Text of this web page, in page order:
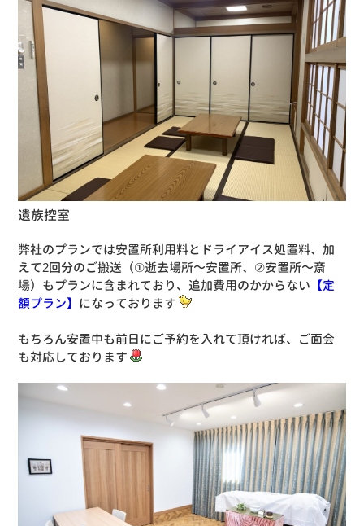
遺族控室
弊社のプランでは安置所利用料とドライアイス処置料、加
えて2回分のご搬送（①逝去場所～安置所、②安置所～斎
場）もプランに含まれており、追加費用のかからない 【定
額プラン】 になっております
もちろん安置中も前日にご予約を入れて頂ければ、ご面会
も対応しております